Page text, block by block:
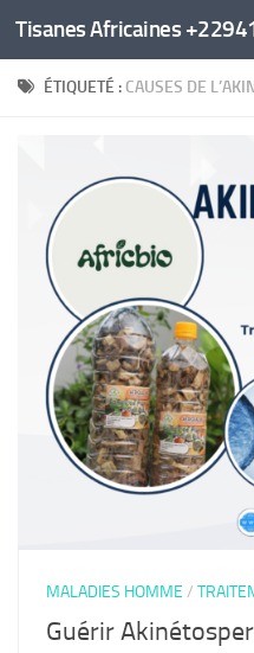
Au dessous du contenu
Tisanes Africaines
ÉTIQUETÉ : CAUSES DE
MALADIES HOMME /
Guérir